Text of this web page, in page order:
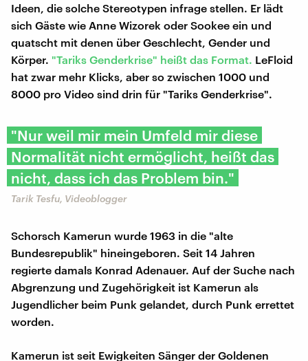
Ideen, die solche Stereotypen infrage stellen. Er lädt
sich Gäste wie Anne Wizorek oder Sookee ein und
quatscht mit denen über Geschlecht, Gender und
Körper. "Tariks Genderkrise" heißt das Format. LeFloid
hat zwar mehr Klicks, aber so zwischen 1000 und
8000 pro Video sind drin für "Tariks Genderkrise".
"Nur weil mir mein Umfeld mir diese
Normalität nicht ermöglicht, heißt das
nicht, dass ich das Problem bin."
Tarik Tesfu, Videoblogger
Schorsch Kamerun wurde 1963 in die "alte
Bundesrepublik" hineingeboren. Seit 14 Jahren
regierte damals Konrad Adenauer. Auf der Suche nach
Abgrenzung und Zugehörigkeit ist Kamerun als
Jugendlicher beim Punk gelandet, durch Punk errettet
worden.
Kamerun ist seit Ewigkeiten Sänger der Goldenen